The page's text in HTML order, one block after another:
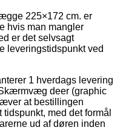
225×172 cm. er
hvis man mangler
er det selvsagt
leveringstidspunkt ved
1 hverdags levering
deer (graphic
at bestillingen
med det formål
ud af døren inden